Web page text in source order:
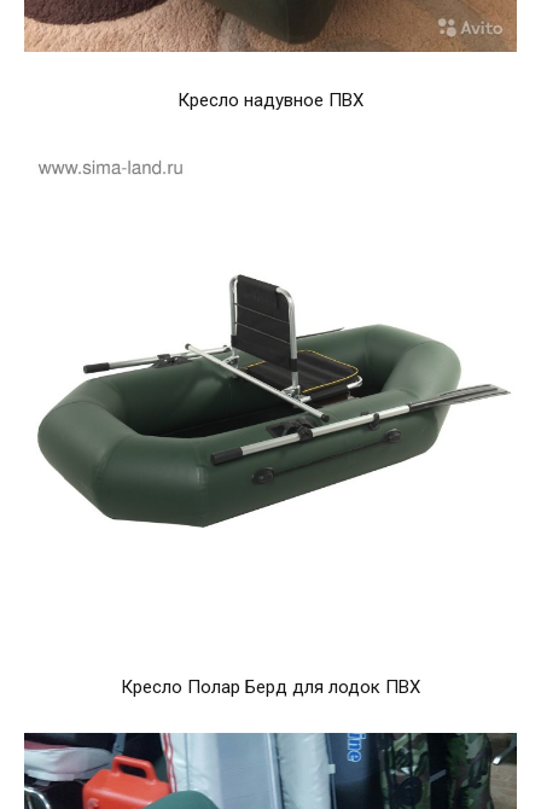
Кресло надувное ПВХ
Кресло Полар Берд для лодок ПВХ